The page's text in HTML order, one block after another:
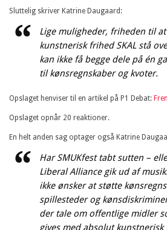
Sluttelig skriver Katrine Daugaard:
Lige muligheder, friheden til
kunstnerisk frihed SKAL stå
kan ikke få begge dele på én
til kønsregnskaber og kvoter.
Opslaget henviser til en artikel på P1 Debat:
Opslaget opnår 20 reaktioner.
En helt anden sag optager også Katrine
Har SMUKfest tabt sutten –
Liberal Alliance gik ud af
ikke ønsker at støtte
spillesteder og
der tale om offentlige midler
gives med absolut kunstnerisk